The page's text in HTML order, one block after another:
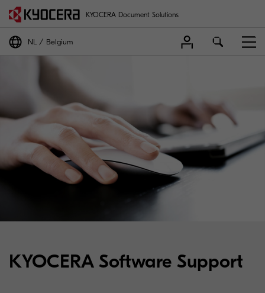
KYOCERA Document Solutions
NL Belgium
KYOCERA Software Support